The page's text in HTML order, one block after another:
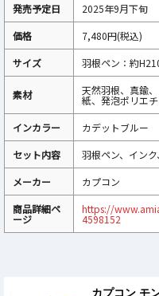
発売予定日
2025年9月下旬
価格
7,480円(税込)
サイズ
羽根ペン：約
素材 天然羽根、真鍮
紙、発泡ポリエ
インカラー
カデットブルー
セット内容
羽根ペン、イン
メーカー
カプコン
商品詳細ペ
ージ
https://
4598152
カプコン モ